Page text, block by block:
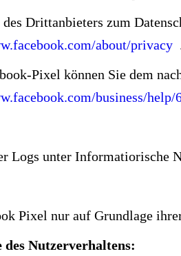
Drittanbieters zum
about/privacy
Pixel können Sie dem
business/help/
Logs unter Informatiorische
Pixel nur auf Grundlage
Nutzerverhaltens: